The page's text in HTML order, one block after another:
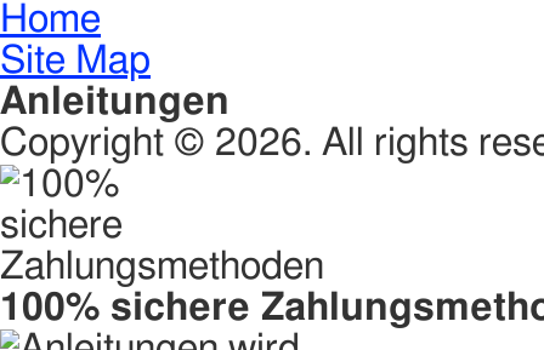
Home
Site Map
Anleitungen
Copyright © 2026. All rights
100% sichere